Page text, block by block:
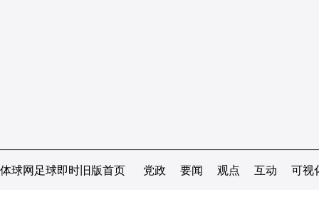
体球网足球即时旧版首页 党政 要闻 观点 互动 可视